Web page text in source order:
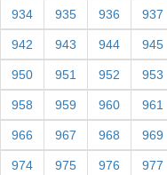
934 935 936 937
942 943 944 945
950 951 952 953
958 959 960 961
966 967 968 969
974 975 976 977